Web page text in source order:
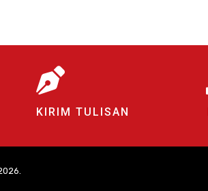
KIRIM TULISAN